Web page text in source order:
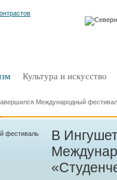
Культура и искусство
Международный
В